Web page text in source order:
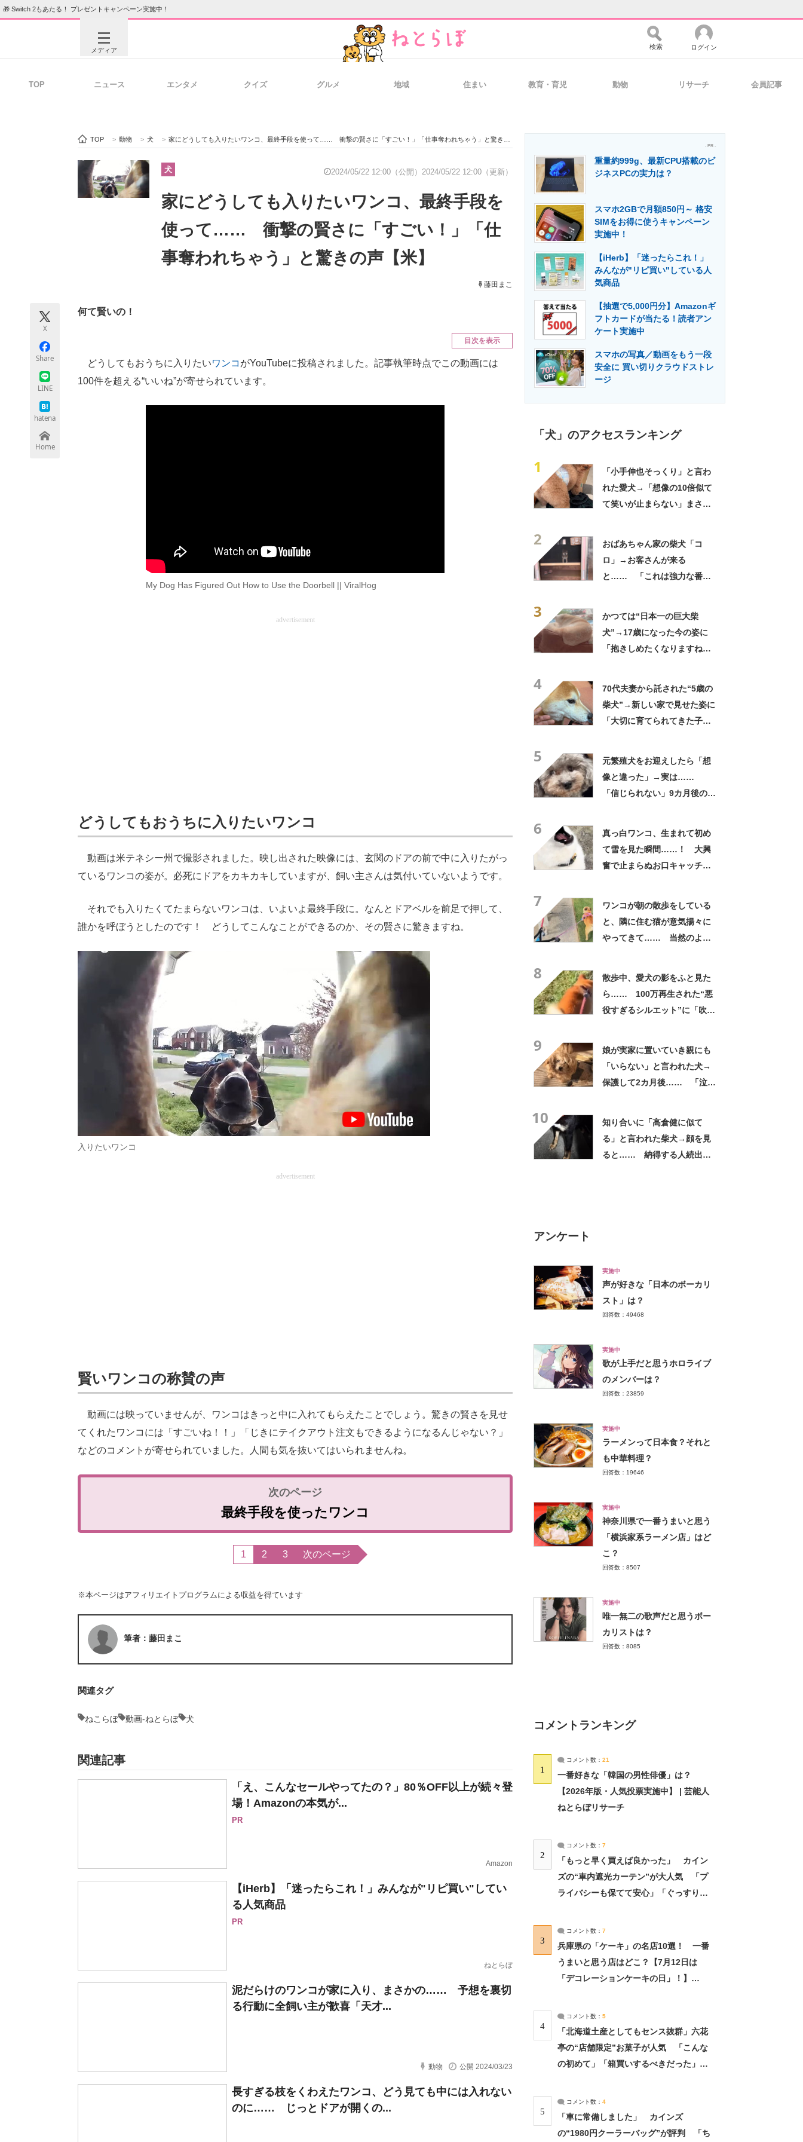
🎁 Switch 2もあたる！ プレゼントキャンペーン実施中！
メディア
ビジネスと働き方のヒント 経営リーダーのコミュニティ マーケ×ITの今がよく分かる
企業向けIT製品の総合サイト 製造業のIT導入・活用を支援
エネルギーの専門メディア 建設×テクノロジーの最前線
検索 ログイン
TOP ニュース エンタメ クイズ グルメ 地域 住まい 教育・育児 動物 リサーチ 会員記事
TOP > 動物 > 犬 > 家にどうしても入りたいワンコ、最終手段を使って…… 衝撃の賢さに「すごい！」「仕事奪われちゃう」と驚きの声【米】
犬 2024/05/22 12:00（公開） 2024/05/22 12:00（更新）
家にどうしても入りたいワンコ、最終手段を
使って…… 衝撃の賢さに「すごい！」「仕
事奪われちゃう」と驚きの声【米】
藤田まこ
X
Share
LINE
hatena
Home
何て賢いの！
目次を表示
どうしてもおうちに入りたいワンコ がYouTubeに投稿されました。記事執筆時点でこの動画には
100件を超える“いいね”が寄せられています。
My Dog Has Figured Out How to Use the Doorbell || ViralHog
advertisement
どうしてもおうちに入りたいワンコ
動画は米テネシー州で撮影されました。映し出された映像には、玄関のドアの前で中に入りたがっ
ているワンコの姿が。必死にドアをカキカキしていますが、飼い主さんは気付いていないようです。
それでも入りたくてたまらないワンコは、いよいよ最終手段に。なんとドアベルを前足で押して、
誰かを呼ぼうとしたのです！ どうしてこんなことができるのか、その賢さに驚きますね。
入りたいワンコ
advertisement
賢いワンコの称賛の声
動画には映っていませんが、ワンコはきっと中に入れてもらえたことでしょう。驚きの賢さを見せ
てくれたワンコには「すごいね！！」「じきにテイクアウト注文もできるようになるんじゃない？」
などのコメントが寄せられていました。人間も気を抜いてはいられませんね。
最終手段を使ったワンコ
1 2 3 次のページ
※本ページはアフィリエイトプログラムによる収益を得ています
筆者：藤田まこ
関連タグ
ねこらぼ 動画-ねとらぼ 犬
関連記事
「え、こんなセールやってたの？」80％OFF以上が続々登
場！Amazonの本気が...
PR
Amazon
【iHerb】「迷ったらこれ！」みんなが"リピ買い"してい
る人気商品
PR
ねとらぼ
泥だらけのワンコが家に入り、まさかの…… 予想を裏切
る行動に全飼い主が歓喜「天才...
動物 公開 2024/03/23
長すぎる枝をくわえたワンコ、どう見ても中には入れない
のに…… じっとドアが開くの...
- PR -
重量約999g、最新CPU搭載のビ
ジネスPCの実力は？
スマホ2GBで月額850円～ 格安
SIMをお得に使うキャンペーン
実施中！
【iHerb】「迷ったらこれ！」
みんなが"リピ買い"している人
気商品
【抽選で5,000円分】Amazonギ
フトカードが当たる！読者アン
ケート実施中
スマホの写真／動画をもう一段
安全に 買い切りクラウドストレ
ージ
「犬」のアクセスランキング
1
「小手伸也そっくり」と言わ
れた愛犬→「想像の10倍似て
て笑いが止まらない」まさか
2
おばあちゃん家の柴犬「コ
ロ」→お客さんが来る
と…… 「これは強力な番犬
3
かつては“日本一の巨大柴
犬”→17歳になった今の姿に
「抱きしめたくなりますね」
4
70代夫妻から託された“5歳の
柴犬”→新しい家で見せた姿に
「大切に育てられてきた子
5
元繁殖犬をお迎えしたら「想
像と違った」→実は……
「信じられない」9カ月後の裏
6
真っ白ワンコ、生まれて初め
て雪を見た瞬間……！ 大興
奮で止まらぬお口キャッチが
7
ワンコが朝の散歩をしている
と、隣に住む猫が意気揚々に
やってきて…… 当然のよう
8
散歩中、愛犬の影をふと見た
ら…… 100万再生された“悪
役すぎるシルエット”に「吹き
9
娘が実家に置いていき親にも
「いらない」と言われた犬→
保護して2カ月後…… 「泣い
10
知り合いに「高倉健に似て
る」と言われた柴犬→顔を見
ると…… 納得する人続出の
アンケート
実施中
声が好きな「日本のボーカリ
スト」は？
回答数：49468
実施中
歌が上手だと思うホロライブ
のメンバーは？
回答数：23859
実施中
ラーメンって日本食？それと
も中華料理？
回答数：19646
実施中
神奈川県で一番うまいと思う
「横浜家系ラーメン店」はど
こ？
回答数：8507
実施中
唯一無二の歌声だと思うボー
カリストは？
回答数：8085
コメントランキング
1
コメント数： 21
一番好きな「韓国の男性俳優」は？
【2026年版・人気投票実施中】 | 芸能人
ねとらぼリサーチ
2
コメント数： 7
「もっと早く買えば良かった」 カイン
ズの“車内遮光カーテン”が大人気 「プ
ライバシーも保てて安心」「ぐっすり眠
3
コメント数： 7
兵庫県の「ケーキ」の名店10選！ 一番
うまいと思う店はどこ？【7月12日は
「デコレーションケーキの日」！】
4
コメント数： 5
「北海道土産としてもセンス抜群」六花
亭の“店舗限定”お菓子が人気 「こんな
の初めて」「箱買いするべきだった」
5
コメント数： 4
「車に常備しました」 カインズ
の“1980円クーラーバッグ”が評判 「ち